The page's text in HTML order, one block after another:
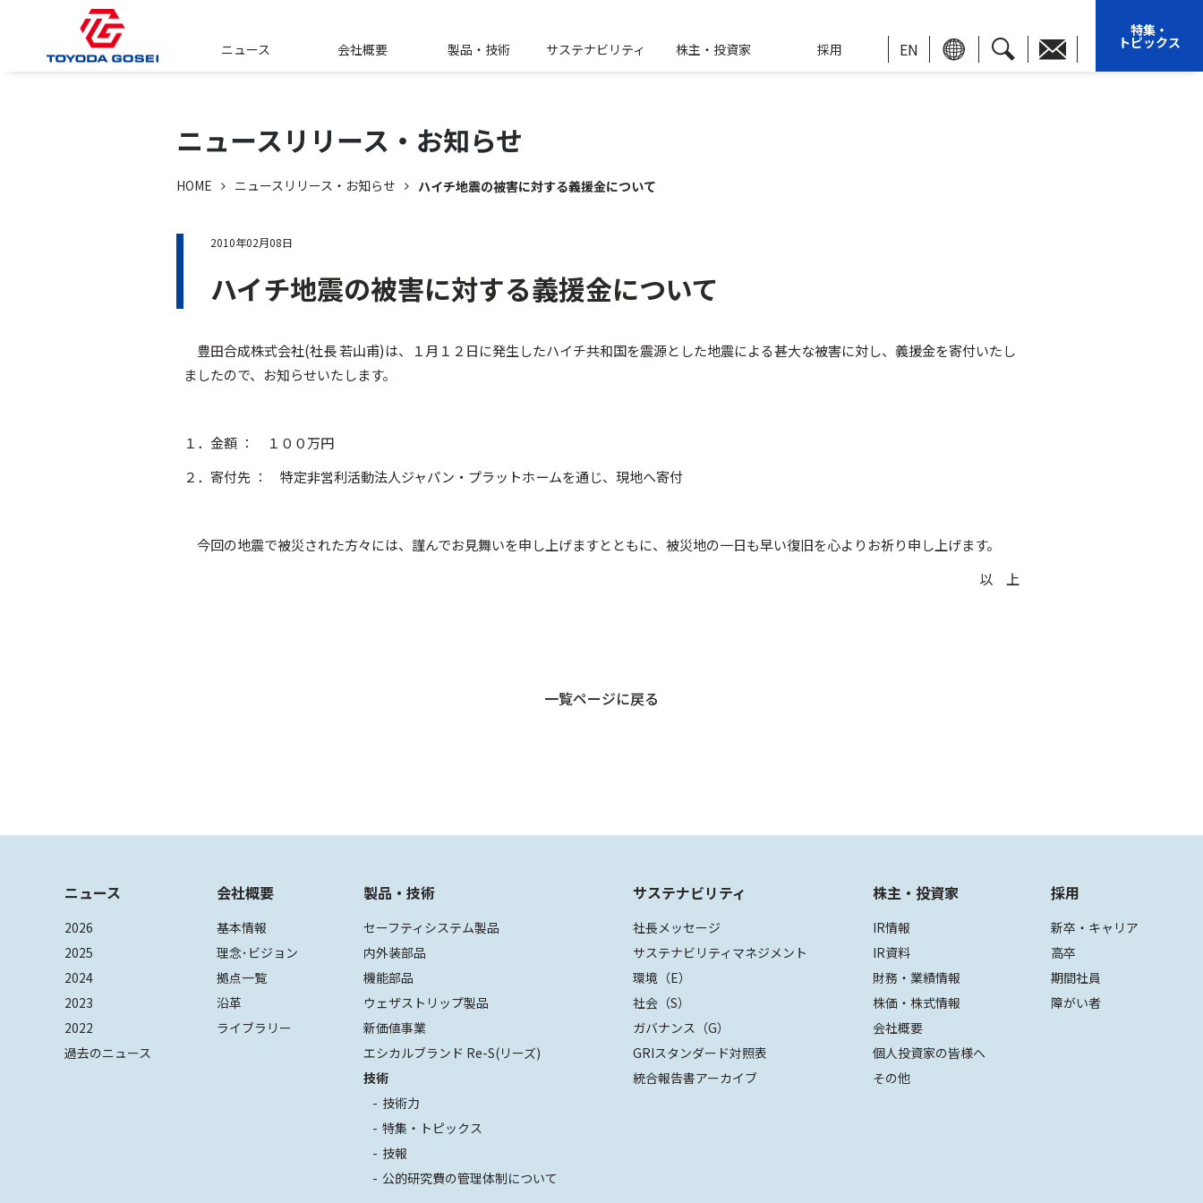
ニュース 会社概要 製品・技術 サステナビリティ 株主・投資家 採用 EN
特集・
トピックス
ニュースリリース・ お知らせ
HOME ニュースリリース・お知らせ ハイチ地震の被害に対する義援金について
2010年02月08日
ハイチ地震の被害に対する義援金について
豊田合成株式会社(社長 若山甫)は、１月１２日に発生したハイチ共和国を震源とした地震による甚大な被害に対し、義援金を寄付いたし
ましたので、お知らせいたします。
１．金額 ： １００万円
２．寄付先 ： 特定非営利活動法人ジャパン・プラットホームを通じ、現地へ寄付
今回の地震で被災された方々には、謹んでお見舞いを申し上げますとともに、被災地の一日も早い復旧を心よりお祈り申し上げます。
以 上
一覧ページに戻る
ニュース
2026
2025
2024
2023
2022
過去のニュース
会社概要
基本情報
理念･ビジョン
拠点一覧
沿革
ライブラリー
製品・技術
セーフティシステム製品
内外装部品
機能部品
ウェザストリップ製品
新価値事業
エシカルブランド Re-S(リーズ)
技術
技術力
特集・トピックス
技報
公的研究費の管理体制について
サステナビリティ
社長メッセージ
サステナビリティマネジメント
環境（E）
社会（S）
ガバナンス（G）
GRIスタンダード対照表
統合報告書アーカイブ
株主・投資家
IR情報
IR資料
財務・業績情報
株価・株式情報
会社概要
個人投資家の皆様へ
その他
採用
新卒・キャリア
高卒
期間社員
障がい者